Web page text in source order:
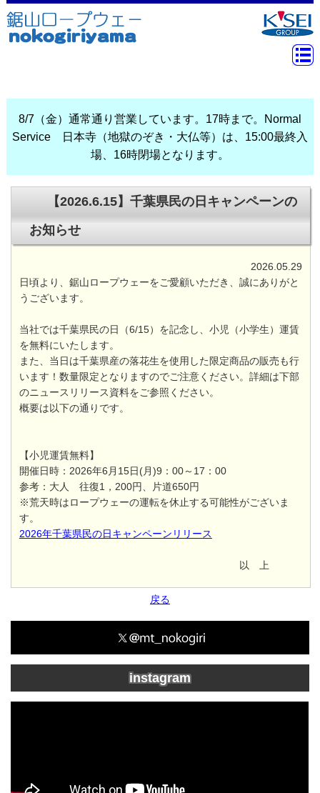
8/7（金）通常通り営業しています。17時まで。Normal
Service 日本寺（地獄のぞき・大仏等）は、15:00最終入
場、16時閉場となります。
【2026.6.15】千葉県民の日キャンペーンの
お知らせ
2026.05.29
日頃より、鋸山ロープウェーをご愛顧いただき、誠にありがと
うございます。
当社では千葉県民の日（6/15）を記念し、小児（小学生）運賃
を無料にいたします。
また、当日は千葉県産の落花生を使用した限定商品の販売も行
います！数量限定となりますのでご注意ください。詳細は下部
のニュースリリース資料をご参照ください。
概要は以下の通りです。
【小児運賃無料】
開催日時：2026年6月15日(月)9：00～17：00
参考：大人 往復1，200円、片道650円
※荒天時はロープウェーの運転を休止する可能性がございま
す。
2026年千葉県民の日キャンペーンリリース
以 上
戻る
instagram